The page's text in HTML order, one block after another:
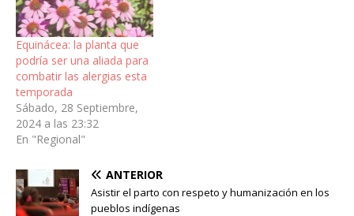
Equinácea: la planta que
podría ser una aliada para
combatir las alergias esta
temporada
Sábado, 28 Septiembre,
2024 a las 23:32
En "Regional"
ANTERIOR
Asistir el parto con respeto y humanización en los
pueblos indígenas